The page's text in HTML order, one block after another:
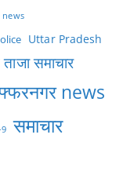
news
Uttar Pradesh
समाचार
news
9 समाचार